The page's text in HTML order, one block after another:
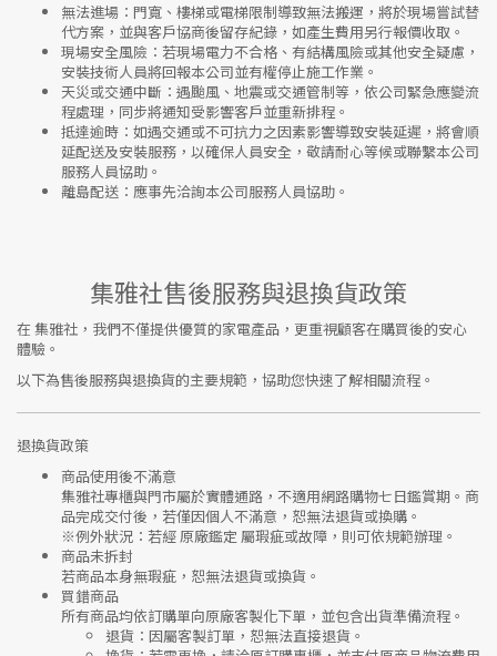
無法進場 ：門寬、樓梯或電梯限制導致無法搬運，將於現場嘗試替
代方案，並與客戶協商後留存紀錄，如產生費用另行報價收取。
現場安全風險 ： 若現場電力不合格、有結構風險或其他安全疑慮，
安裝技術人員將回報本公司並有權停止施工作業。
天災或交通中斷 ：遇颱風、地震或交通管制等，依公司緊急應變流
程處理，同步將通知受影響客戶並重新排程。
抵達逾時 ：如遇交通或不可抗力之因素影響導致安裝延遲，將會順
延配送及安裝服務，以確保人員安全，敬請耐心等候或聯繫本公司
服務人員協助。
離島配送 ：應事先洽詢本公司服務人員協助。
集雅社售後服務與退換貨政策
在集雅社 ，我們不僅提供優質的家電產品，更重視顧客在購買後的安心
體驗。
以下為售後服務與退換貨的主要規範，協助您快速了解相關流程。
退換貨政策
商品使用後不滿意
集雅社專櫃與門市屬於實體通路，不適用網路購物七日鑑賞期 。商
品完成交付後，若僅因個人不滿意，恕無法退貨或換購。
※例外狀況：若經 原廠鑑定 屬瑕疵或故障，則可依規範辦理。
商品未拆封
若商品本身無瑕疵，恕無法退貨或換貨。
買錯商品
所有商品均依訂購單向原廠客製化下單 ，並包含出貨準備流程。
退貨 ：因屬客製訂單，恕無法直接退貨。